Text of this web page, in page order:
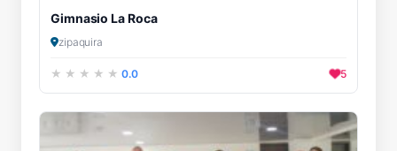
Gimnasio La Roca
zipaquira
0.0 5